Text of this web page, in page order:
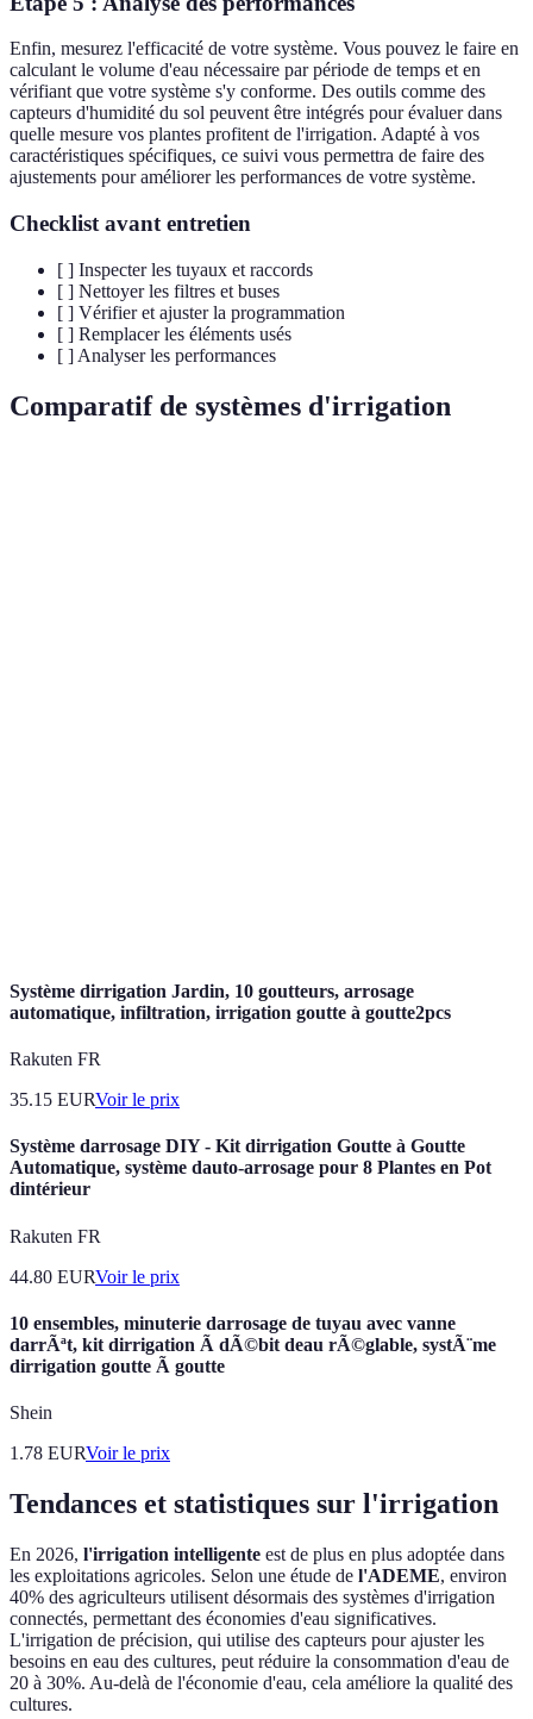
Enfin, mesurez l'efficacité de votre système. Vous pouvez le faire en
calculant le volume d'eau nécessaire par période de temps et en
vérifiant que votre système s'y conforme. Des outils comme des
capteurs d'humidité du sol peuvent être intégrés pour évaluer dans
quelle mesure vos plantes profitent de l'irrigation. Adapté à vos
caractéristiques spécifiques, ce suivi vous permettra de faire des
ajustements pour améliorer les performances de votre système.
Checklist avant entretien
[ ] Inspecter les tuyaux et raccords
[ ] Nettoyer les filtres et buses
[ ] Vérifier et ajuster la programmation
[ ] Remplacer les éléments usés
[ ] Analyser les performances
Comparatif de systèmes d'irrigation
Système dirrigation Jardin, 10 goutteurs, arrosage
automatique, infiltration, irrigation goutte à goutte2pcs
Rakuten FR
35.15 EURVoir le prix
Système darrosage DIY - Kit dirrigation Goutte à Goutte
Automatique, système dauto-arrosage pour 8 Plantes en Pot
dintérieur
Rakuten FR
44.80 EURVoir le prix
10 ensembles, minuterie darrosage de tuyau avec vanne
darrÃªt, kit dirrigation Ã dÃ©bit deau rÃ©glable, systÃ¨me
dirrigation goutte Ã goutte
Shein
1.78 EURVoir le prix
Tendances et statistiques sur l'irrigation
En 2026, l'irrigation intelligente est de plus en plus adoptée dans
les exploitations agricoles. Selon une étude de l'ADEME, environ
40% des agriculteurs utilisent désormais des systèmes d'irrigation
connectés, permettant des économies d'eau significatives.
L'irrigation de précision, qui utilise des capteurs pour ajuster les
besoins en eau des cultures, peut réduire la consommation d'eau de
20 à 30%. Au-delà de l'économie d'eau, cela améliore la qualité des
cultures.